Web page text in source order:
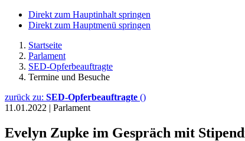
Direkt zum Hauptinhalt springen
Direkt zum Hauptmenü springen
Startseite
Parlament
SED-Opferbeauftragte
Termine und Besuche
zurück zu: SED-Opferbeauftragte ()
11.01.2022 | Parlament
Evelyn Zupke im Gespräch mit